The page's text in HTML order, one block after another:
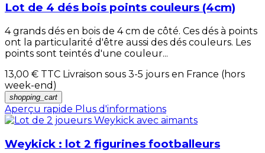
Lot de 4 dés bois points couleurs (4cm)
4 grands dés en bois de 4 cm de côté. Ces dés à points
ont la particularité d'être aussi des dés couleurs. Les
points sont teintés d'une couleur...
13,00 € TTC Livraison sous 3-5 jours en France (hors
week-end)
shopping_cart
Aperçu rapide Plus d'informations
Weykick : lot 2 figurines footballeurs